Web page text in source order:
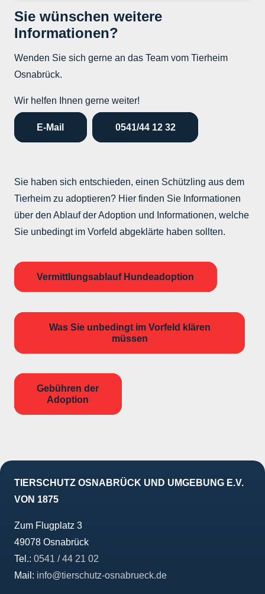
Sie wünschen weitere
Informationen?
Wenden Sie sich gerne an das Team vom Tierheim
Osnabrück.
Wir helfen Ihnen gerne weiter!
E-Mail 0541/44 12 32
Sie haben sich entschieden, einen Schützling aus dem
Tierheim zu adoptieren? Hier finden Sie Informationen
über den Ablauf der Adoption und Informationen, welche
Sie unbedingt im Vorfeld abgeklärte haben sollten.
Vermittlungsablauf Hundeadoption
Was Sie unbedingt im Vorfeld klären
müssen
Gebühren der
Adoption
TIERSCHUTZ OSNABRÜCK UND UMGEBUNG E.V.
VON 1875
Zum Flugplatz 3
49078 Osnabrück
Tel.: 0541 / 44 21 02
Mail: info@tierschutz-osnabrueck.de